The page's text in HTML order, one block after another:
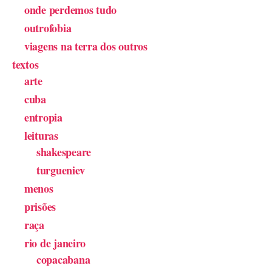
onde perdemos tudo
outrofobia
viagens na terra dos outros
textos
arte
cuba
entropia
leituras
shakespeare
turgueniev
menos
prisões
raça
rio de janeiro
copacabana